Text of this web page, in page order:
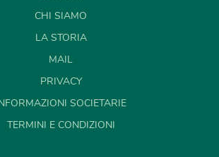
CHI SIAMO
LA STORIA
MAIL
PRIVACY
SOCIETARIE
TERMINI E CONDIZIONI